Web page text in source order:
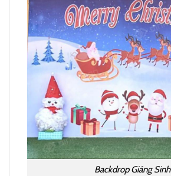
Backdrop Giáng Sinh